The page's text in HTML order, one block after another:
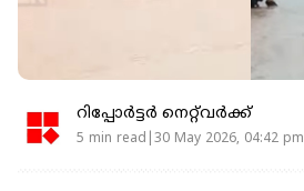
റിപ്പോർട്ടർ നെറ്റ്‌വര്‍ക്ക്‌
5 min read|30 May 2026, 04:42 pm